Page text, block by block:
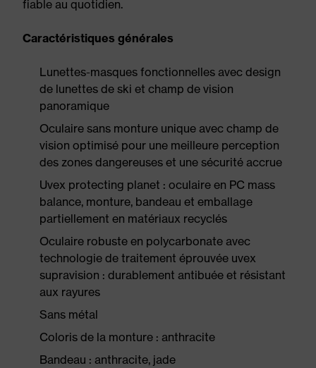
fiable au quotidien.
Caractéristiques générales
Lunettes-masques fonctionnelles avec design
de lunettes de ski et champ de vision
panoramique
Oculaire sans monture unique avec champ de
vision optimisé pour une meilleure perception
des zones dangereuses et une sécurité accrue
Uvex protecting planet : oculaire en PC mass
balance, monture, bandeau et emballage
partiellement en matériaux recyclés
Oculaire robuste en polycarbonate avec
technologie de traitement éprouvée uvex
supravision : durablement antibuée et résistant
aux rayures
Sans métal
Coloris de la monture : anthracite
Bandeau : anthracite, jade